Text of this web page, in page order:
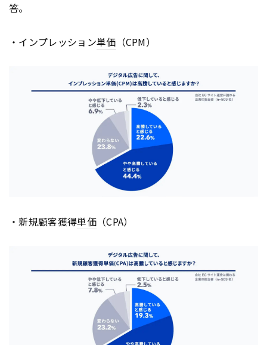
答。
・インプレッション単価 （CPM）
・新規顧客獲得単価（CPA）